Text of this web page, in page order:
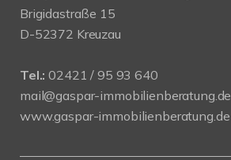
Brigidastraße 15
D-52372 Kreuzau
Tel.: 02421 / 95 93 640
mail@gaspar-immobilienberatung.de
www.gaspar-immobilienberatung.de